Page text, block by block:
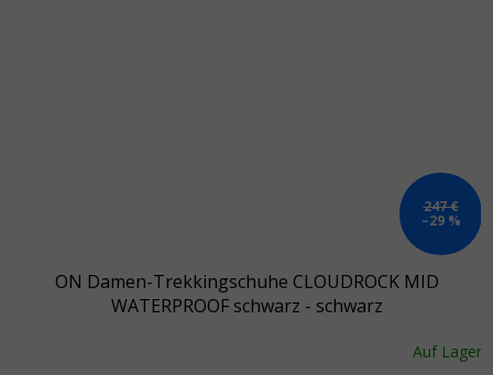
247 €
–29 %
ON Damen-Trekkingschuhe CLOUDROCK MID
WATERPROOF schwarz - schwarz
Auf Lager